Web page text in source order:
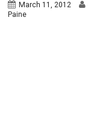
March 11, 2012
Paine